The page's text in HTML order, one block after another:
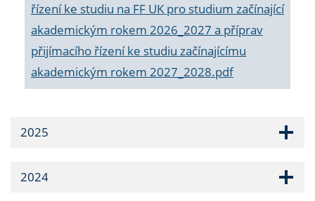
řízení ke studiu na FF UK pro studium začínající
akademickým rokem 2026_2027 a příprav
přijímacího řízení ke studiu začínajícímu
akademickým rokem 2027_2028.pdf
2025
2024